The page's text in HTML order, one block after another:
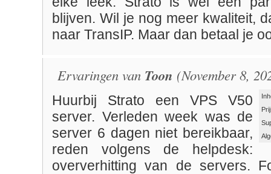
blijven. Wil je nog meer kwaliteit,
naar TransIP. Maar dan betaal je
Ervaringen van Toon (November 8,
Huurbij Strato een VPS V50
server. Verleden week was de
server 6 dagen niet bereikbaar,
reden volgens de helpdesk:
oververhitting van de servers.